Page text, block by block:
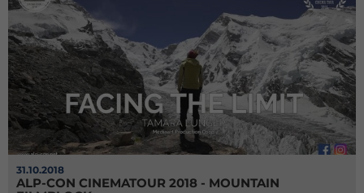
31.10.2018
ALP-CON CINEMATOUR 2018 - MOUNTAIN